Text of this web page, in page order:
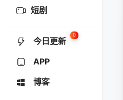
短剧
今日更新
0
APP
博客